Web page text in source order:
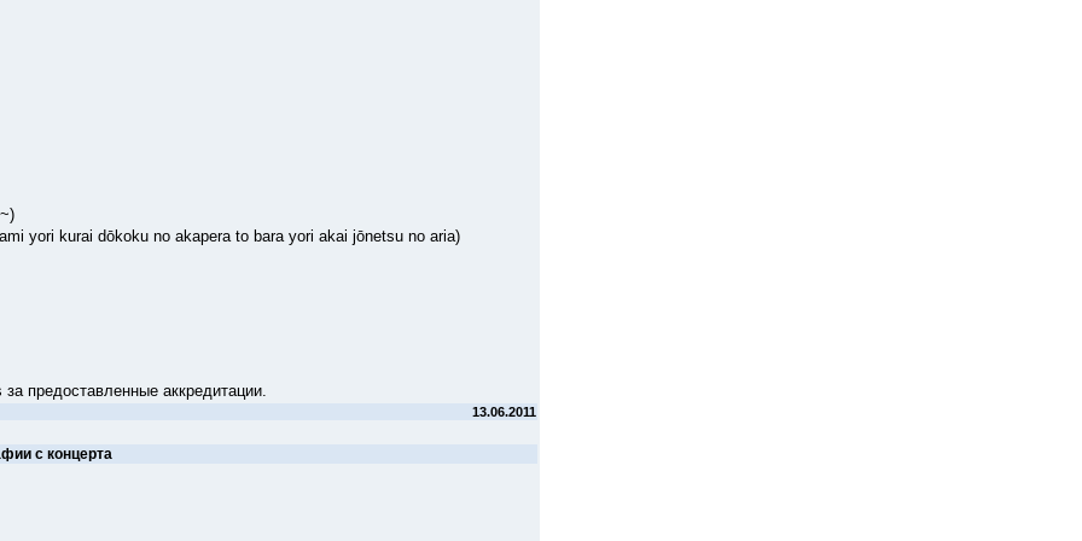
kurai dōkoku no akapera to bara yori akai jōnetsu no aria)
аккредитации.
13.06.2011
с концерта